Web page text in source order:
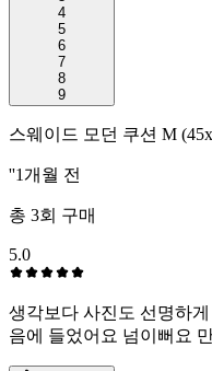
4
5
6
7
8
9
스웨이드 모던 쿠션 M
''1개월 전
총 3회 구매
5.0
생각보다 사진도 선명하
음에 들었어요 넘이뻐요